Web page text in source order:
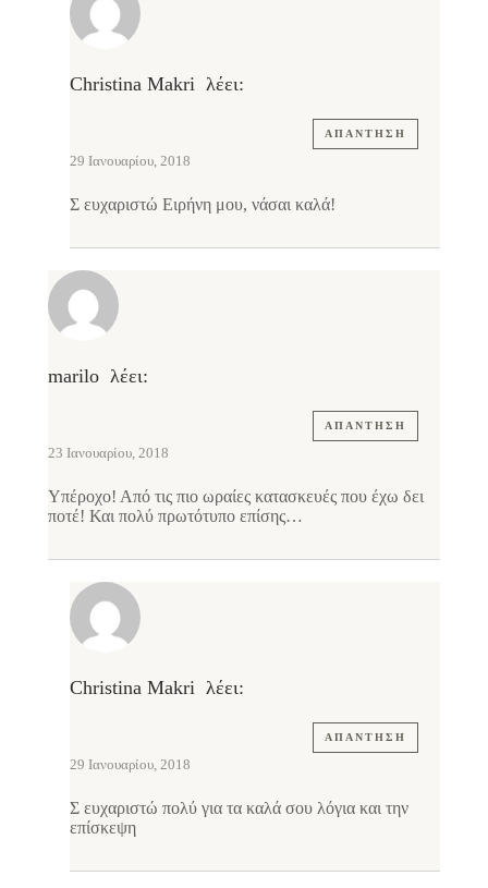
Christina Makri λέει:
ΑΠΆΝΤΗΣΗ
29 Ιανουαρίου, 2018
Σ ευχαριστώ Ειρήνη μου, νάσαι καλά!
marilo λέει:
ΑΠΆΝΤΗΣΗ
23 Ιανουαρίου, 2018
Υπέροχο! Από τις πιο ωραίες κατασκευές που έχω δει
ποτέ! Και πολύ πρωτότυπο επίσης…
Christina Makri λέει:
ΑΠΆΝΤΗΣΗ
29 Ιανουαρίου, 2018
Σ ευχαριστώ πολύ για τα καλά σου λόγια και την
επίσκεψη